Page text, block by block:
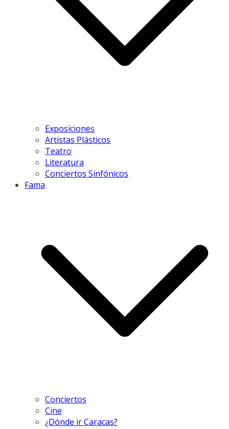
Exposiciones
Artistas Plásticos
Teatro
Literatura
Conciertos Sinfónicos
Fama
Conciertos
Cine
¿Dónde ir Caracas?